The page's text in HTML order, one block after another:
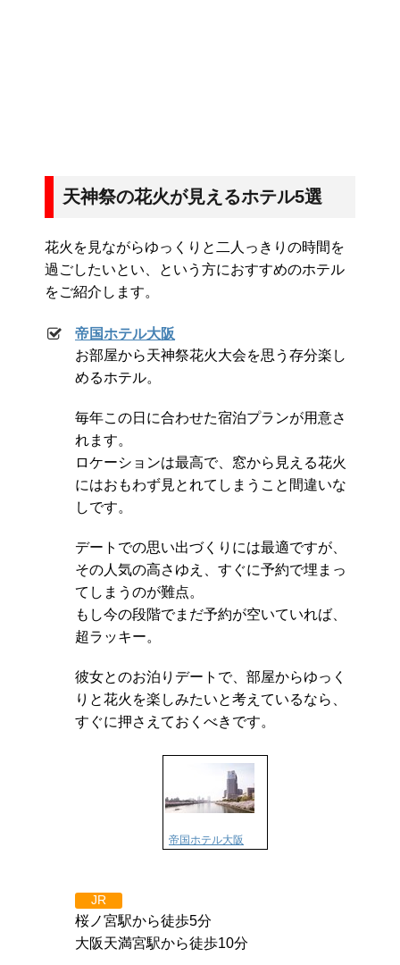
天神祭の花火が見えるホテル5選
花火を見ながらゆっくりと二人っきりの時間を
過ごしたいとい、という方におすすめのホテル
をご紹介します。
帝国ホテル大阪
お部屋から天神祭花火大会を思う存分楽し
めるホテル。
毎年この日に合わせた宿泊プランが用意さ
れます。
ロケーションは最高で、窓から見える花火
にはおもわず見とれてしまうこと間違いな
しです。
デートでの思い出づくりには最適ですが、
その人気の高さゆえ、すぐに予約で埋まっ
てしまうのが難点。
もし今の段階でまだ予約が空いていれば、
超ラッキー。
彼女とのお泊りデートで、部屋からゆっく
りと花火を楽しみたいと考えているなら、
すぐに押さえておくべきです。
帝国ホテル大阪
JR
桜ノ宮駅から徒歩5分
大阪天満宮駅から徒歩10分